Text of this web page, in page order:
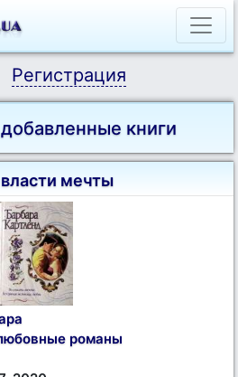
Регистрация
книги
мечты
романы